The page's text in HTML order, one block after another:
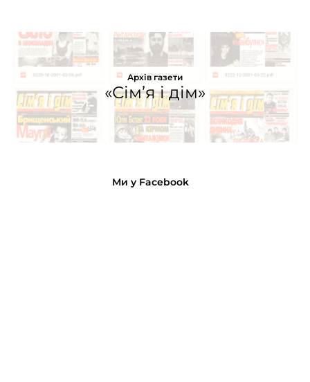
Архів газети
«Сім’я і дім»
Ми у Facebook